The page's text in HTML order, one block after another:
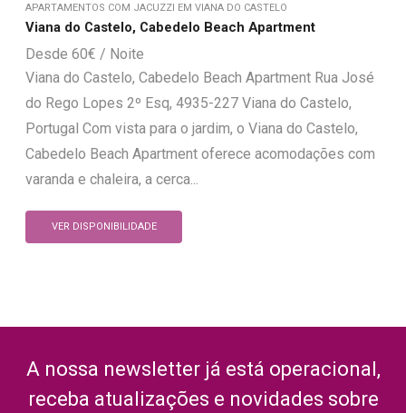
APARTAMENTOS COM JACUZZI EM VIANA DO CASTELO
Viana do Castelo, Cabedelo Beach Apartment
60€
Viana do Castelo, Cabedelo Beach Apartment Rua José
do Rego Lopes 2º Esq, 4935-227 Viana do Castelo,
Portugal Com vista para o jardim, o Viana do Castelo,
Cabedelo Beach Apartment oferece acomodações com
varanda e chaleira, a cerca...
VER DISPONIBILIDADE
A nossa newsletter já está operacional,
receba atualizações e novidades sobre